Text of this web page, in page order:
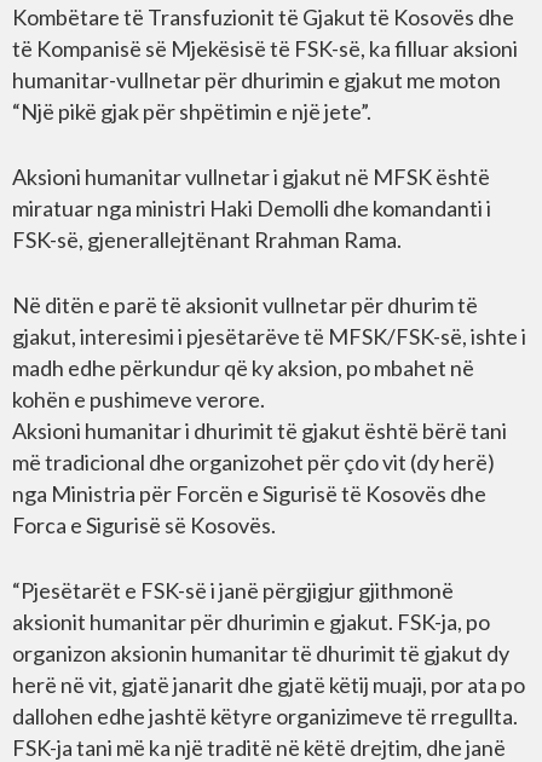
Kombëtare të Transfuzionit të Gjakut të Kosovës dhe
të Kompanisë së Mjekësisë të FSK-së, ka filluar aksioni
humanitar-vullnetar për dhurimin e gjakut me moton
“Një pikë gjak për shpëtimin e një jete”.
Aksioni humanitar vullnetar i gjakut në MFSK është
miratuar nga ministri Haki Demolli dhe komandanti i
FSK-së, gjenerallejtënant Rrahman Rama.
Në ditën e parë të aksionit vullnetar për dhurim të
gjakut, interesimi i pjesëtarëve të MFSK/FSK-së, ishte i
madh edhe përkundur që ky aksion, po mbahet në
kohën e pushimeve verore.
Aksioni humanitar i dhurimit të gjakut është bërë tani
më tradicional dhe organizohet për çdo vit (dy herë)
nga Ministria për Forcën e Sigurisë të Kosovës dhe
Forca e Sigurisë së Kosovës.
“Pjesëtarët e FSK-së i janë përgjigjur gjithmonë
aksionit humanitar për dhurimin e gjakut. FSK-ja, po
organizon aksionin humanitar të dhurimit të gjakut dy
herë në vit, gjatë janarit dhe gjatë këtij muaji, por ata po
dallohen edhe jashtë këtyre organizimeve të rregullta.
FSK-ja tani më ka një traditë në këtë drejtim, dhe janë